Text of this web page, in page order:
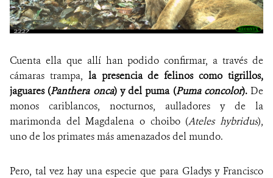
Cuenta ella que allí han podido confirmar, a través de
cámaras trampa, la presencia de felinos como tigrillos,
jaguares (Panthera onca) y del puma (Puma concolor).De
monos cariblancos, nocturnos, aulladores y de la
marimonda del Magdalena o choibo (Ateles hybridus),
uno de los primates más amenazados del mundo.
Pero, tal vez hay una especie que para Gladys y Francisco